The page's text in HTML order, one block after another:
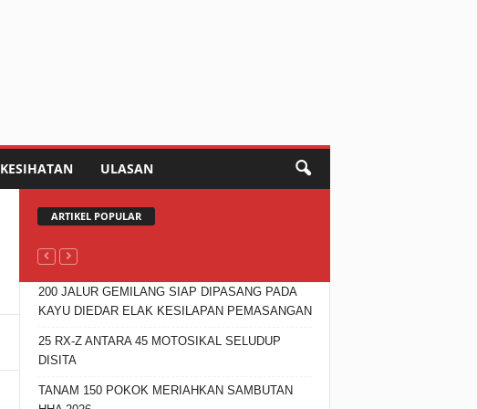
KESIHATAN ULASAN
ARTIKEL POPULAR
200 JALUR GEMILANG SIAP DIPASANG PADA
KAYU DIEDAR ELAK KESILAPAN PEMASANGAN
25 RX-Z ANTARA 45 MOTOSIKAL SELUDUP
DISITA
TANAM 150 POKOK MERIAHKAN SAMBUTAN